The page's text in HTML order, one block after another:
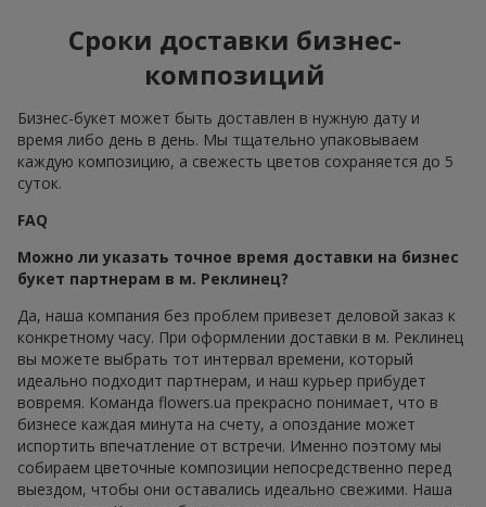
подборе помогают достичь конкретной цели. Бизнес-букет
уместен там, где важно произвести положительное
впечатление, не нарушая профессиональные границы.
Достаточно правильно расставить акценты:
в качестве подарка коллеге по случаю повышения или
завершения проекта отлично подойдут сдержанные
элегантный подарок партнёру, подчёркивающий
статус и серьёзность намерений, невозможно
крупными бутонами, а также лаконичных авторских
миксов в коробках;
если же вы ищете букет для корпоративного
мероприятия для всей команды, создающий
атмосферу без излишней торжественности, в роли
бизнес-букета подойдут универсальные композиции
из хризантем, сезонных цветов в сдержанной
палитре, миксы с зеленью или компактные
монобукеты.